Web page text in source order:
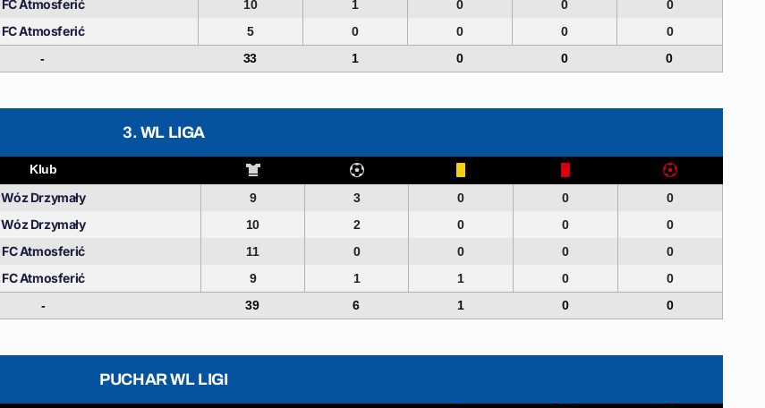
FC Atmosferić 10 1 0 0
0
FC Atmosferić 5 0 0 0
0
- 33 1 0 0 0
3. WL LIGA
Klub
Wóz Drzymały 9 3 0 0
0
Wóz Drzymały 10 2 0 0
0
FC Atmosferić 11 0 0 0
0
FC Atmosferić 9 1 1 0
0
- 39 6 1 0 0
PUCHAR WL LIGI